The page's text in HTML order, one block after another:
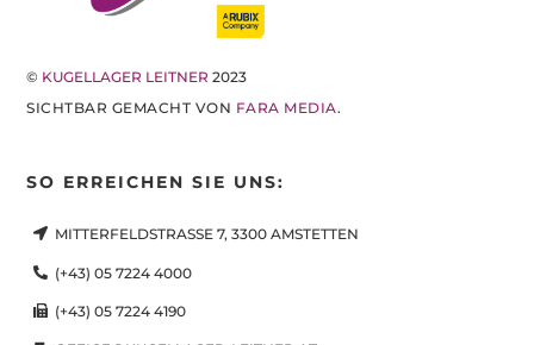
© KUGELLAGER LEITNER 2023
SICHTBAR GEMACHT VON FARA MEDIA.
SO ERREICHEN SIE UNS:
MITTERFELDSTRASSE 7, 3300 AMSTETTEN
(+43) 05 7224 4000
(+43) 05 7224 4190